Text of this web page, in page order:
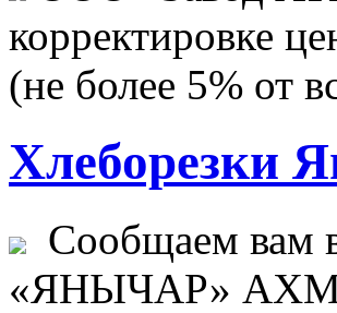
корректировке
(не более 5% от
Хлеборезки
Сообщаем вам
«ЯНЫЧАР» АХМ-